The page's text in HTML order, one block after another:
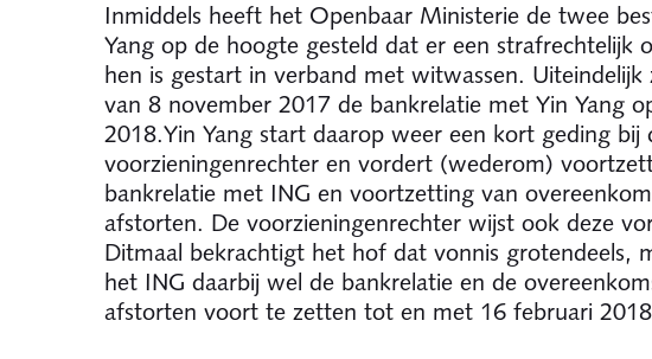
Inmiddels heeft het Openbaar Ministerie de twee
Yang op de hoogte gesteld dat er een strafrechtelijk
hen is gestart in verband met witwassen.
van 8 november 2017 de bankrelatie met Yin Yang
2018.Yin Yang start daarop weer een kort geding bij
voorzieningenrechter en vordert (wederom)
bankrelatie met ING en voortzetting van
afstorten. De voorzieningenrechter wijst ook deze
Ditmaal bekrachtigt het hof dat vonnis grotendeels,
het ING daarbij wel de bankrelatie en de
afstorten voort te zetten tot en met 16 februari